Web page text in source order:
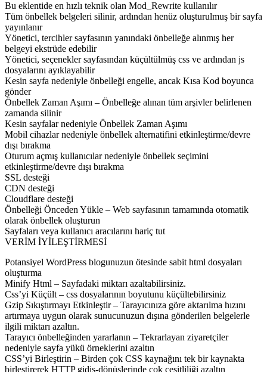
Bu eklentide en hızlı teknik olan Mod_Rewrite kullanılır
Tüm önbellek belgeleri silinir, ardından henüz oluşturulmuş bir sayfa
yayınlanır
Yönetici, tercihler sayfasının yanındaki önbelleğe alınmış her
belgeyi ekstrüde edebilir
Yönetici, seçenekler sayfasından küçültülmüş css ve ardından js
dosyalarını ayıklayabilir
Kesin sayfa nedeniyle önbelleği engelle, ancak Kısa Kod boyunca
gönder
Önbellek Zaman Aşımı – Önbelleğe alınan tüm arşivler belirlenen
zamanda silinir
Kesin sayfalar nedeniyle Önbellek Zaman Aşımı
Mobil cihazlar nedeniyle önbellek alternatifini etkinleştirme/devre
dışı bırakma
Oturum açmış kullanıcılar nedeniyle önbellek seçimini
etkinleştirme/devre dışı bırakma
SSL desteği
CDN desteği
Cloudflare desteği
Önbelleği Önceden Yükle – Web sayfasının tamamında otomatik
olarak önbellek oluşturun
Sayfaları veya kullanıcı aracılarını hariç tut
VERİM İYİLEŞTİRMESİ
Potansiyel WordPress blogunuzun ötesinde sabit html dosyaları
oluşturma
Minify Html – Sayfadaki miktarı azaltabilirsiniz.
Css’yi Küçült – css dosyalarının boyutunu küçültebilirsiniz
Gzip Sıkıştırmayı Etkinleştir – Tarayıcınıza göre aktarılma hızını
artırmaya uygun olarak sunucunuzun dışına gönderilen belgelerle
ilgili miktarı azaltın.
Tarayıcı önbelleğinden yararlanın – Tekrarlayan ziyaretçiler
nedeniyle sayfa yükü örneklerini azaltın
CSS’yi Birleştirin – Birden çok CSS kaynağını tek bir kaynakta
birleştirerek HTTP gidiş-dönüşlerinde çok çeşitliliği azaltın